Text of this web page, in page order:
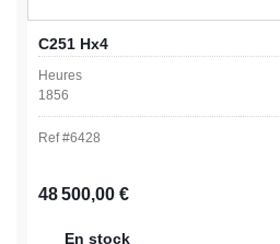
C251 Hx4
Heures
1856
Ref #6428
Prix régulier :
48 500,00 €
En stock